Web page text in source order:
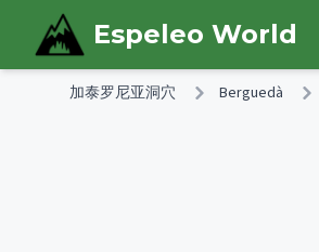
Skip to main content
Espeleo World
加泰罗尼亚洞穴 Berguedà